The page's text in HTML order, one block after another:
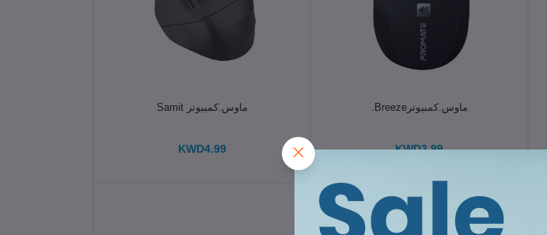
الإضافة إلى سلة التسوق
ماوس.كمبيوترBreeze.
KWD3.99
الإضافة إلى سلة التسوق
ماوس.كمبيوتر Samit
KWD4.99